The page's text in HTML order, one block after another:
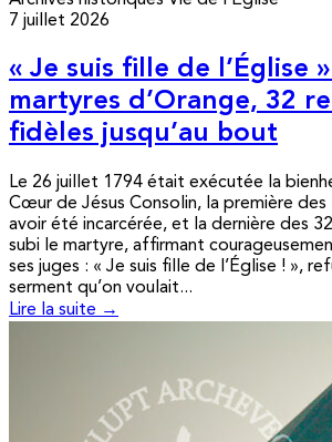
7 juillet 2026
« Je suis fille de l’Église
martyres d’Orange, 32
fidèles jusqu’au bout
Le 26 juillet 1794 était exécutée la
Cœur de Jésus Consolin, la première des
avoir été incarcérée, et la dernière des
subi le martyre, affirmant
ses juges : « Je suis fille de l’Église ! »,
serment qu’on voulait...
Lire la suite →